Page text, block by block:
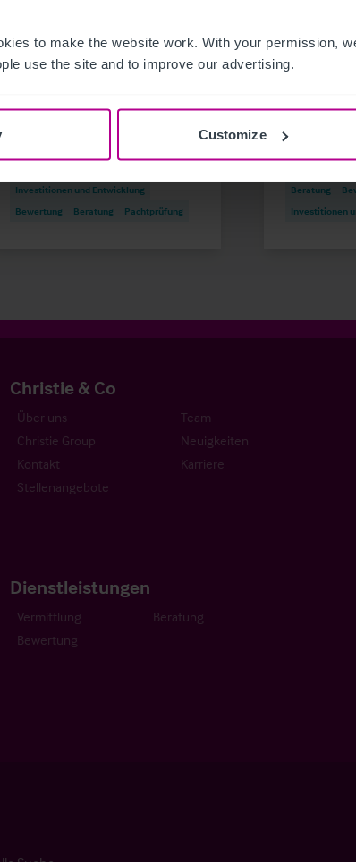
to make the website work. With your permission,
use the site and to improve our advertising.
Customize
Investitionen und Entwicklung
Bewertung
Beratung Pachtprüfung
Beratung
Investitionen
Christie & Co
Über uns
Team
Christie Group
Neuigkeiten
Kontakt
Karriere
Stellenangebote
Dienstleistungen
Vermittlung
Beratung
Bewertung